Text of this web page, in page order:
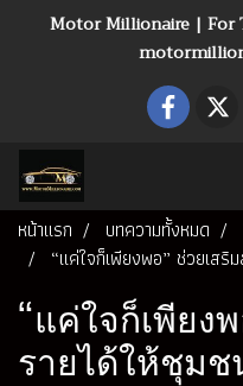
Motor Millionaire | For
หน้าแรก บทความทั้งหมด
“แค่ใจก็เพียงพอ” ช่วยเสริ
“แค่ใจก็เพียง
รายได้ให้ชุมช